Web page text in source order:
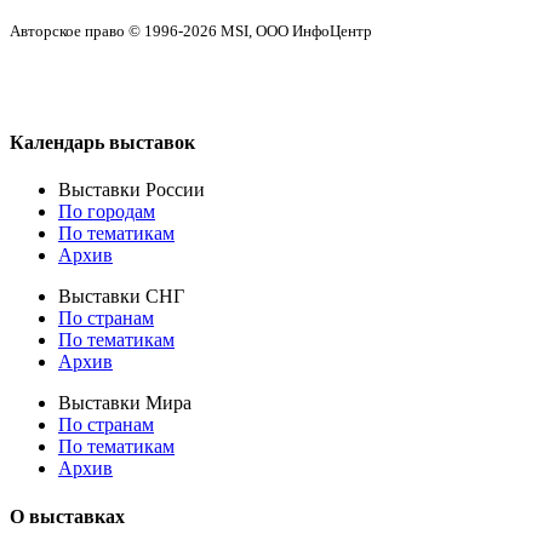
Авторское право © 1996-2026 MSI, ООО ИнфоЦентр
Календарь выставок
Выставки России
По городам
По тематикам
Архив
Выставки СНГ
По странам
По тематикам
Архив
Выставки Мира
По странам
По тематикам
Архив
О выставках